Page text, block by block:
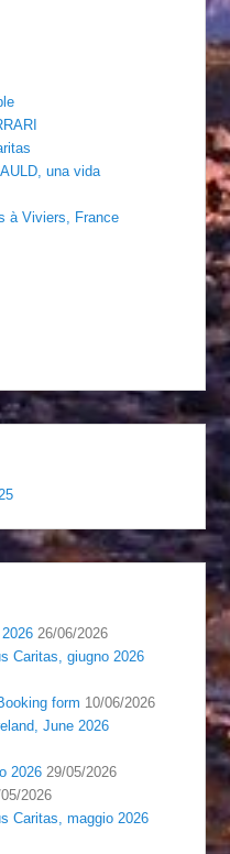
una vida
à Viviers, France
26/06/2026
Caritas, giugno 2026
form 10/06/2026
June 2026
2026 29/05/2026
2026
Caritas, maggio 2026